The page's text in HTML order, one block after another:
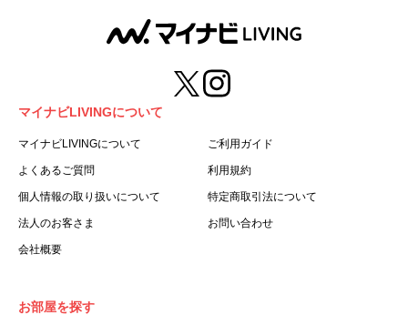
第３条（用語の定義）
１.「本サ―ビス」とは、第１章第１条で規定する当社が運
営するマイナビLIVINGを意味します。
２.「利用者」とは、第１章第２条に規定する本サービスを
利用する個人を意味します。
３.「本サイト」とは、当社が運営する本サービスに関する
ます。
５.「会員」とは、第２章第１条に基づき会員登録が完了し
た個人を意味します。
録した情報、本サービス利用中に当社が登録を求めた情報
マイナビLIVINGについて
マイナビLIVINGについて ご利用ガイド
よくあるご質問 利用規約
個人情報の取り扱いについて 特定商取引法について
法人のお客さま お問い合わせ
会社概要
お部屋を探す